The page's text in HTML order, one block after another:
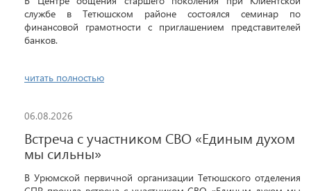
службе в Тетюшском районе состоялся семинар по
финансовой грамотности с приглашением представителей
банков.
читать полностью
06.08.2026
Встреча с участником СВО «Единым духом
мы сильны»
В Урюмской первичной организации Тетюшского отделения